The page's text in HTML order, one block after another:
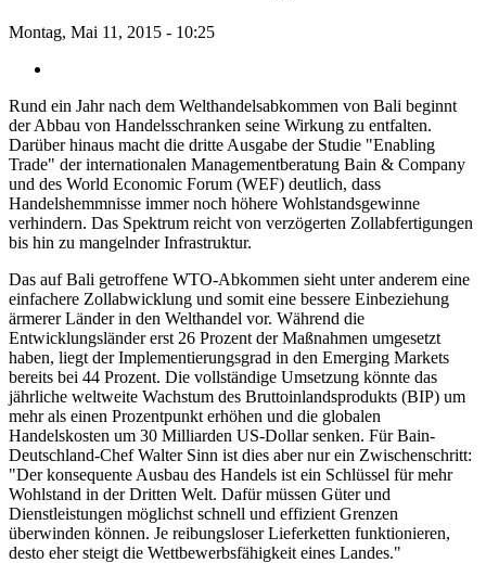
Montag, Mai 11, 2015 - 10:25
Rund ein Jahr nach dem Welthandelsabkommen von Bali beginnt
der Abbau von Handelsschranken seine Wirkung zu entfalten.
Darüber hinaus macht die dritte Ausgabe der Studie "Enabling
Trade" der internationalen Managementberatung Bain & Company
und des World Economic Forum (WEF) deutlich, dass
Handelshemmnisse immer noch höhere Wohlstandsgewinne
verhindern. Das Spektrum reicht von verzögerten Zollabfertigungen
bis hin zu mangelnder Infrastruktur.
Das auf Bali getroffene WTO-Abkommen sieht unter anderem eine
einfachere Zollabwicklung und somit eine bessere Einbeziehung
ärmerer Länder in den Welthandel vor. Während die
Entwicklungsländer erst 26 Prozent der Maßnahmen umgesetzt
haben, liegt der Implementierungsgrad in den Emerging Markets
bereits bei 44 Prozent. Die vollständige Umsetzung könnte das
jährliche weltweite Wachstum des Bruttoinlandsprodukts (BIP) um
mehr als einen Prozentpunkt erhöhen und die globalen
Handelskosten um 30 Milliarden US-Dollar senken. Für Bain-
Deutschland-Chef Walter Sinn ist dies aber nur ein Zwischenschritt:
"Der konsequente Ausbau des Handels ist ein Schlüssel für mehr
Wohlstand in der Dritten Welt. Dafür müssen Güter und
Dienstleistungen möglichst schnell und effizient Grenzen
überwinden können. Je reibungsloser Lieferketten funktionieren,
desto eher steigt die Wettbewerbsfähigkeit eines Landes."